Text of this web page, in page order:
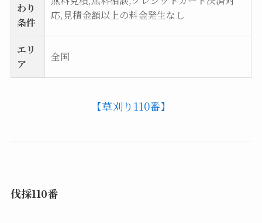
わり
条件
応,見積金額以上の料金発生なし
エリ
ア
全国
【草刈り110番】
伐採110番